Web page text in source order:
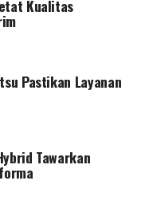
Kualitas
Pastikan Layanan
Tawarkan